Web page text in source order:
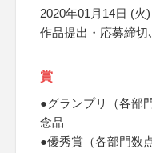
2020年01月14日 (火)
作品提出・応募締切
賞
●グランプリ（各部
念品
●優秀賞（各部門数